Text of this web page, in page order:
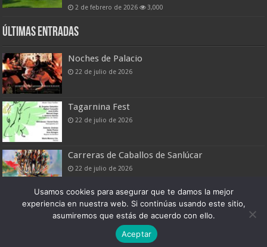
2 de febrero de 2026 3,000
Últimas entradas
Noches de Palacio
22 de julio de 2026
Tagarnina Fest
22 de julio de 2026
Carreras de Caballos de Sanlúcar
22 de julio de 2026
Boletín Digital de Noticias Turísticas
Patronato Provincial de Turismo de Cádiz © 2026
Usamos cookies para asegurar que te damos la mejor
experiencia en nuestra web. Si continúas usando este sitio,
asumiremos que estás de acuerdo con ello.
Aceptar